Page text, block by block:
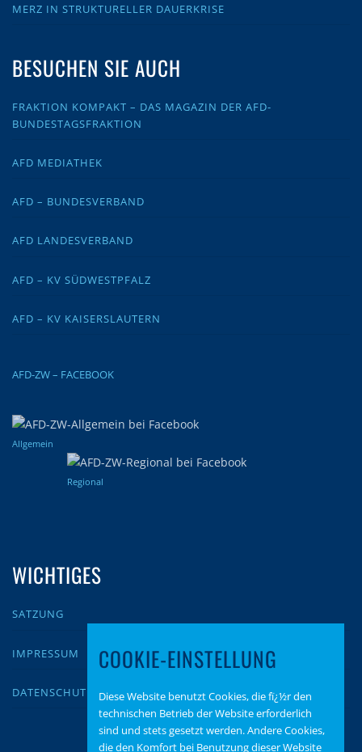
MERZ IN STRUKTURELLER DAUERKRISE
BESUCHEN SIE AUCH
FRAKTION KOMPAKT – DAS MAGAZIN DER AFD-
BUNDESTAGSFRAKTION
AFD MEDIATHEK
AFD – BUNDESVERBAND
AFD LANDESVERBAND
AFD – KV SÜDWESTPFALZ
AFD – KV KAISERSLAUTERN
AFD-ZW – FACEBOOK
Allgemein
Regional
WICHTIGES
SATZUNG
IMPRESSUM
DATENSCHUTZ
COOKIE-EINSTELLUNG
Diese Website benutzt Cookies, die fï¿½r den
technischen Betrieb der Website erforderlich
sind und stets gesetzt werden. Andere Cookies,
die den Komfort bei Benutzung dieser Website